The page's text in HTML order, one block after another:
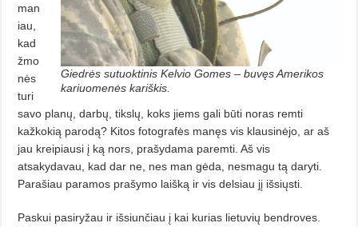
Giedrės sutuoktinis Kelvio Gomes – buvęs Amerikos
kariuomenės kariškis.
man
iau,
kad
žmo
nės
turi
savo planų, darbų, tikslų, koks jiems gali būti noras remti
kažkokią parodą? Kitos fotografės manęs vis klausinėjo, ar aš
jau kreipiausi į ką nors, prašydama paremti. Aš vis
atsakydavau, kad dar ne, nes man gėda, nesma­gu tą daryti.
Parašiau paramos prašymo laišką ir vis delsiau jį išsiųsti.
Paskui pasiryžau ir išsiunčiau į kai kurias lietuvių bendroves.